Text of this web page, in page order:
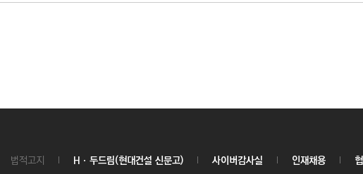
법적고지 Hㆍ두드림(현대건설 신문고) 사이버감사실 인재채용